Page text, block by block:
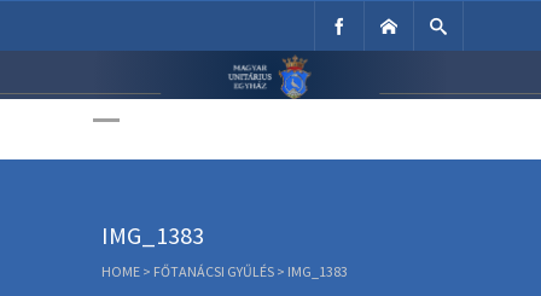
Unitárius Egyház
IMG_1383
HOME > FŐTANÁCSI GYŰLÉS > IMG_1383